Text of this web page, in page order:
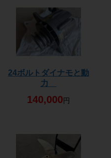
24ボルトダイナモと動
力
140,000 円